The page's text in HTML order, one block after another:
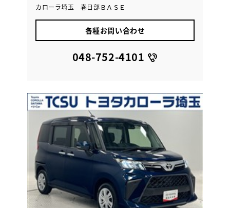
カローラ埼玉 春日部ＢＡＳＥ
各種お問い合わせ
048-752-4101